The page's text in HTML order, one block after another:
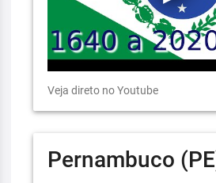
Veja direto no Youtube
Pernambuco